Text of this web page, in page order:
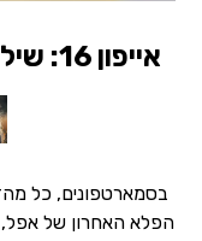
אייפון 16: שילוב של אלגנטיות וחדשנות
הפלא האחרון של